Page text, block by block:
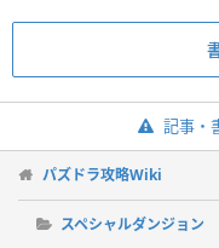
記事・
パズドラ攻略Wiki
スペシャルダンジョン